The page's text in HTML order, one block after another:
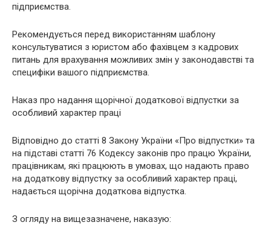
підприємства.
Рекомендується перед використанням шаблону
консультуватися з юристом або фахівцем з кадрових
питань для врахування можливих змін у законодавстві та
специфіки вашого підприємства.
Наказ про надання щорічної додаткової відпустки за
особливий характер праці
Відповідно до статті 8 Закону України «Про відпустки» та
на підставі статті 76 Кодексу законів про працю України,
працівникам, які працюють в умовах, що надають право
на додаткову відпустку за особливий характер праці,
надається щорічна додаткова відпустка.
З огляду на вищезазначене, наказую: